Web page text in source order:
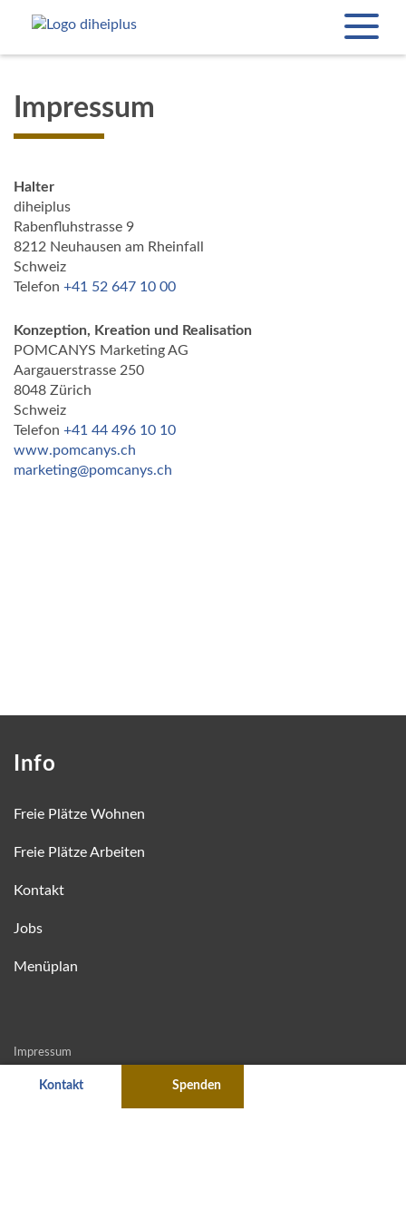
Impressum
Halter
diheiplus
Rabenfluhstrasse 9
8212 Neuhausen am Rheinfall
Schweiz
Telefon +41 52 647 10 00
Konzeption, Kreation und Realisation
POMCANYS Marketing AG
Aargauerstrasse 250
8048 Zürich
Schweiz
Telefon +41 44 496 10 10
www.pomcanys.ch
marketing@pomcanys.ch
Kontakt Spenden
Info
Freie Plätze Wohnen
Freie Plätze Arbeiten
Kontakt
Jobs
Menüplan
Impressum